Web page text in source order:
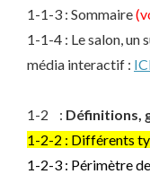
1-1-3 : Sommaire
1-1-4 : Le salon, un
média interactif :
1-2 : Définitions,
1-2-2 : Différents
1-2-3 : Périmètre